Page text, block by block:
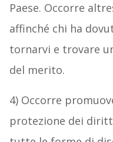
Paese. Occorre
affinché chi ha
tornarvi e trovare
del merito.
4) Occorre
protezione dei